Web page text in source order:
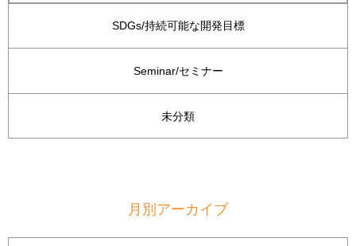
SDGs/持続可能な開発目標
Seminar/セミナー
未分類
月別アーカイブ